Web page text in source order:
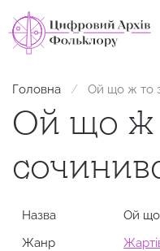
Головна Ой що ж то
Ой що ж
Назва
Ой що
Жанр